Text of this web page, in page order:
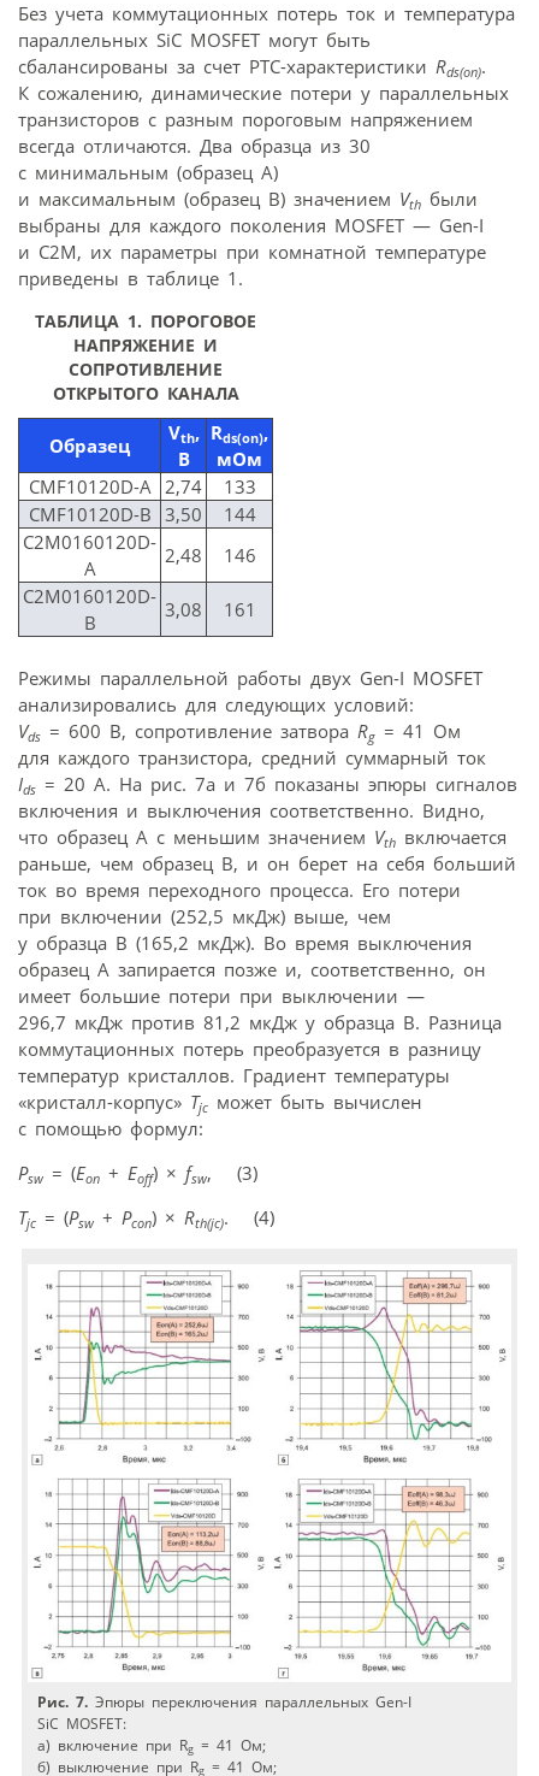
Без учета коммутационных потерь ток и температура
параллельных SiC MOSFET могут быть
сбалансированы за счет РТС-характеристики Rds(on).
К сожалению, динамические потери у параллельных
транзисторов с разным пороговым напряжением
всегда отличаются. Два образца из 30
с минимальным (образец А)
и максимальным (образец B) значением Vth были
выбраны для каждого поколения MOSFET — Gen-I
и C2M, их параметры при комнатной температуре
приведены в таблице 1.
ТАБЛИЦА 1. ПОРОГОВОЕ
НАПРЯЖЕНИЕ И
СОПРОТИВЛЕНИЕ
ОТКРЫТОГО КАНАЛА
Образец
Vth,
B
Rds(on),
мОм
CMF10120D-A 2,74
133
CMF10120D-B 3,50
144
C2M0160120D-
A
2,48
146
C2M0160120D-
B
3,08 161
Режимы параллельной работы двух Gen-I MOSFET
анализировались для следующих условий:
Vds = 600 В, сопротивление затвора Rg = 41 Ом
для каждого транзистора, средний суммарный ток
Ids = 20 А. На рис. 7а и 7б показаны эпюры сигналов
включения и выключения соответственно. Видно,
что образец А с меньшим значением Vth включается
раньше, чем образец В, и он берет на себя больший
ток во время переходного процесса. Его потери
при включении (252,5 мкДж) выше, чем
у образца B (165,2 мкДж). Во время выключения
образец А запирается позже и, соответственно, он
имеет большие потери при выключении —
296,7 мкДж против 81,2 мкДж у образца В. Разница
коммутационных потерь преобразуется в разницу
температур кристаллов. Градиент температуры
«кристалл-корпус» Tjc может быть вычислен
с помощью формул:
Psw = (Eon + Eoff) × fsw, (3)
Tjc = (Psw + Pcon) × Rth(jc). (4)
Рис. 7. Эпюры переключения параллельных Gen-I
SiC MOSFET:
a) включение при Rg = 41 Ом;
б) выключение при Rg = 41 Ом;